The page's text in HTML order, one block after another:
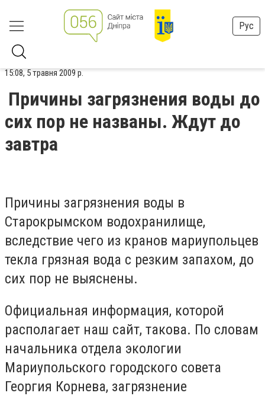
Рус
15:08, 5 травня 2009 р.
Причины загрязнения воды до
сих пор не названы. Ждут до
завтра
Причины загрязнения воды в
Старокрымском водохранилище,
вследствие чего из кранов мариупольцев
текла грязная вода с резким запахом, до
сих пор не выяснены.
Официальная информация, которой
располагает наш сайт, такова. По словам
начальника отдела экологии
Мариупольского городского совета
Георгия Корнева, загрязнение